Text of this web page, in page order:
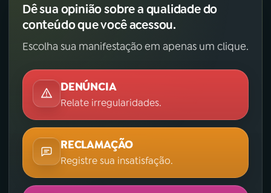
Dê sua opinião sobre a qualidade do
conteúdo que você acessou.
Escolha sua manifestação em apenas um clique.
DENÚNCIA
Relate irregularidades.
RECLAMAÇÃO
Registre sua insatisfação.